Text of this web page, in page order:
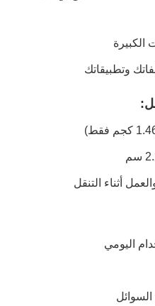
الكبيرة
وتطبيقاتك
أثناء التنقل
اليومي